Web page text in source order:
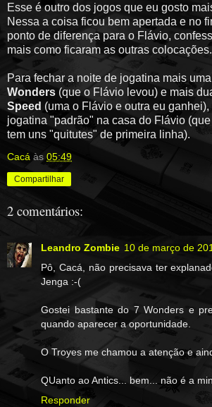
Esse é outro dos jogos que eu gosto
Nessa a coisa ficou bem apertada e no
ponto de diferença para o Flávio,
mais como ficaram as outras colocações.
Para fechar a noite de jogatina mais
Wonders (que o Flávio levou) e mais
Speed (uma o Flávio e outra eu
jogatina "padrão" na casa do Flávio
tem uns "quitutes" de primeira linha).
Cacá às 05:49
Compartilhar
2 comentários:
Leandro Zombie 10 de março de
Pô, Cacá, não precisava ter
Jenga :-(
Gostei bastante do 7 Wonders e
quando aparecer a oportunidade.
O Troyes me chamou a atenção e
QUanto ao Antics... bem... não é a
Responder